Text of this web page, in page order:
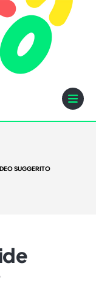
SUGGERITO